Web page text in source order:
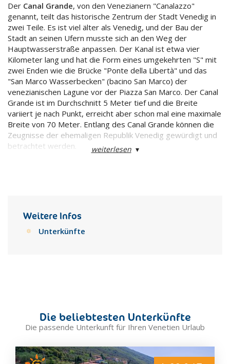
Der Canal Grande, von den Venezianern "Canalazzo"
genannt, teilt das historische Zentrum der Stadt Venedig in
zwei Teile. Es ist viel älter als Venedig, und der Bau der
Stadt an seinen Ufern musste sich an den Weg der
Hauptwasserstraße anpassen. Der Kanal ist etwa vier
Kilometer lang und hat die Form eines umgekehrten "S" mit
zwei Enden wie die Brücke "Ponte della Libertà" und das
"San Marco Wasserbecken" (bacino San Marco) der
venezianischen Lagune vor der Piazza San Marco. Der Canal
Grande ist im Durchschnitt 5 Meter tief und die Breite
variiert je nach Punkt, erreicht aber schon mal eine maximale
Breite von 70 Meter. Entlang des Canal Grande können die
Zeugnisse der ehemaligen Republik Venedig gewürdigt und
betrachtet werden.
weiterlesen▾
Weitere Infos
Unterkünfte
Die beliebtesten Unterkünfte
Die passende Unterkunft für Ihren Venetien Urlaub